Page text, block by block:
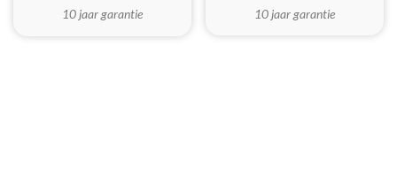
10 jaar garantie
10 jaar garantie